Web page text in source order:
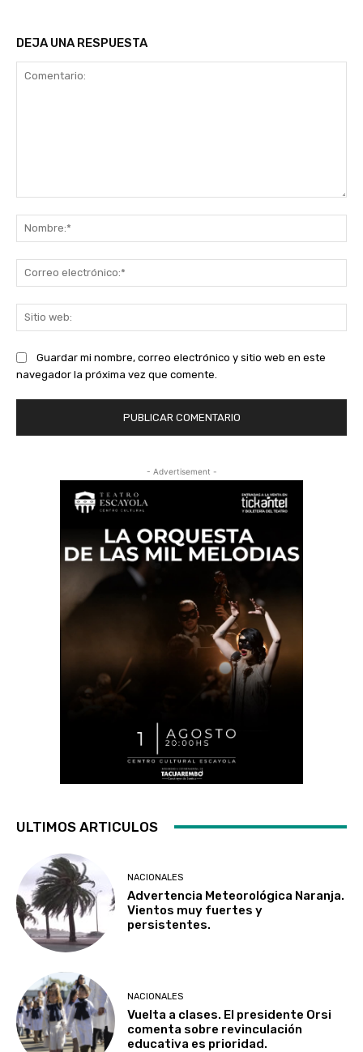
DEJA UNA RESPUESTA
Guardar mi nombre, correo electrónico y sitio web en este
navegador la próxima vez que comente.
- Advertisement -
ULTIMOS ARTICULOS
NACIONALES
Advertencia Meteorológica Naranja.
Vientos muy fuertes y
persistentes.
NACIONALES
Vuelta a clases. El presidente Orsi
comenta sobre revinculación
educativa es prioridad.